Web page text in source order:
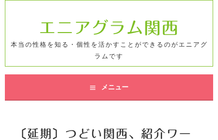
ス
ッ
エニアグラム関西
本当の性格を知る・個性を活かすことができるのがエニアグ
ラムです
メニュー
〔延期〕つどい関西、紹介ワー